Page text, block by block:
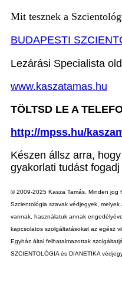
Mit tesznek a
BUDAPESTI
Lezárási Specialista
www.kaszatamas.hu
TÖLTSD LE A
http://mpss.hu/
Készen állsz arra,
gyakorlati tudást fogadj
© 2009-2025 Kasza Tamás. Minden jog
Szcientológia szavak védjegyek,
vannak, használatuk annak
kapcsolatos szolgáltatásokat az egész
Egyház által felhatalmazottak
SZCIENTOLÓGIA és DIANETIKA